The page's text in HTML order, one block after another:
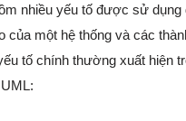
nhiều yếu tố được sử dụng
của một hệ thống và các
tố chính thường xuất hiện